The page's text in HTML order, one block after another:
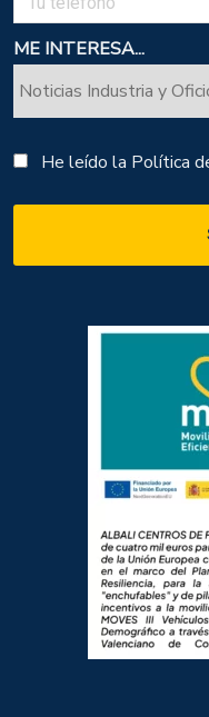
ME INTERESA...
He leído la Política